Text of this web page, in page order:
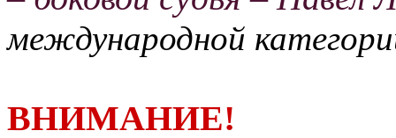
международной
ВНИМАНИЕ!